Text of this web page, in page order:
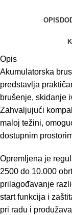
OPIS
Opis
Akumulatorska
predstavlja
brušenje, skidanje
Zahvaljujući
maloj težini,
dostupnim
Opremljena je
2500 do 10.000
prilagođavanje
start funkcija i
pri radu i